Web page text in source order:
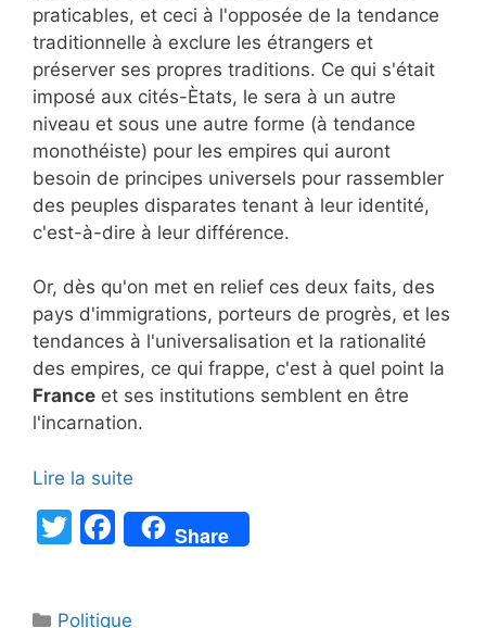
praticables, et ceci à l'opposée de la tendance
traditionnelle à exclure les étrangers et
préserver ses propres traditions. Ce qui s'était
imposé aux cités-Ètats, le sera à un autre
niveau et sous une autre forme (à tendance
monothéiste) pour les empires qui auront
besoin de principes universels pour rassembler
des peuples disparates tenant à leur identité,
c'est-à-dire à leur différence.
Or, dès qu'on met en relief ces deux faits, des
pays d'immigrations, porteurs de progrès, et les
tendances à l'universalisation et la rationalité
des empires, ce qui frappe, c'est à quel point la
France et ses institutions semblent en être
l'incarnation.
Lire la suite
T
F
a
Share
Catégories
Politique